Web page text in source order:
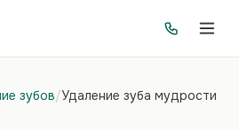
зубов/Удаление зуба мудрости